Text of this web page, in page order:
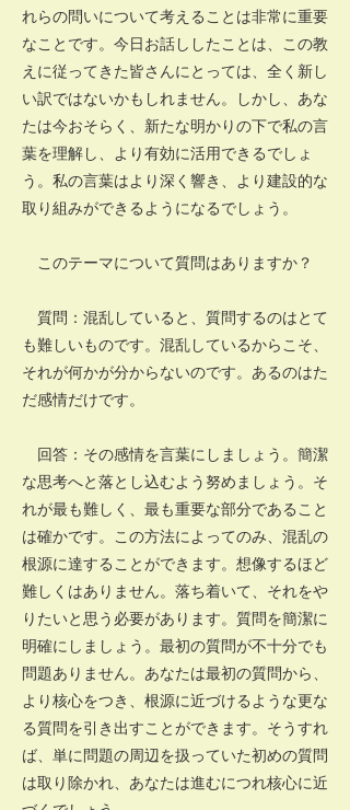
れらの問いについて考えることは非常に重要
なことです。今日お話ししたことは、この教
えに従ってきた皆さんにとっては、全く新し
い訳ではないかもしれません。しかし、あな
たは今おそらく、新たな明かりの下で私の言
葉を理解し、より有効に活用できるでしょ
う。私の言葉はより深く響き、より建設的な
取り組みができるようになるでしょう。
このテーマについて質問はありますか？
質問：混乱していると、質問するのはとて
も難しいものです。混乱しているからこそ、
それが何かが分からないのです。あるのはた
だ感情だけです。
回答：その感情を言葉にしましょう。簡潔
な思考へと落とし込むよう努めましょう。そ
れが最も難しく、最も重要な部分であること
は確かです。この方法によってのみ、混乱の
根源に達することができます。想像するほど
難しくはありません。落ち着いて、それをや
りたいと思う必要があります。質問を簡潔に
明確にしましょう。最初の質問が不十分でも
問題ありません。あなたは最初の質問から、
より核心をつき、根源に近づけるような更な
る質問を引き出すことができます。そうすれ
ば、単に問題の周辺を扱っていた初めの質問
は取り除かれ、あなたは進むにつれ核心に近